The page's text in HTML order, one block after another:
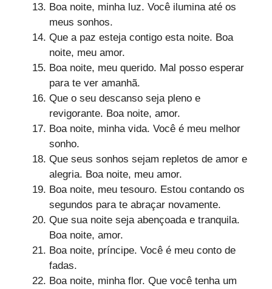
Boa noite, minha luz. Você ilumina até os
meus sonhos.
Que a paz esteja contigo esta noite. Boa
noite, meu amor.
Boa noite, meu querido. Mal posso esperar
para te ver amanhã.
Que o seu descanso seja pleno e
revigorante. Boa noite, amor.
Boa noite, minha vida. Você é meu melhor
sonho.
Que seus sonhos sejam repletos de amor e
alegria. Boa noite, meu amor.
Boa noite, meu tesouro. Estou contando os
segundos para te abraçar novamente.
Que sua noite seja abençoada e tranquila.
Boa noite, amor.
Boa noite, príncipe. Você é meu conto de
fadas.
Boa noite, minha flor. Que você tenha um